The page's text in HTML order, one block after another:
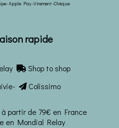
Apple Pay -Virement -Chèque
rapide
 Shop to shop
 Colissimo
partir de 79€ en France
en Mondial Relay